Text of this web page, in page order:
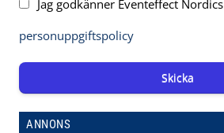
Jag godkänner Eventeffect Nordics
personuppgiftspolicy
Skicka
ANNONS